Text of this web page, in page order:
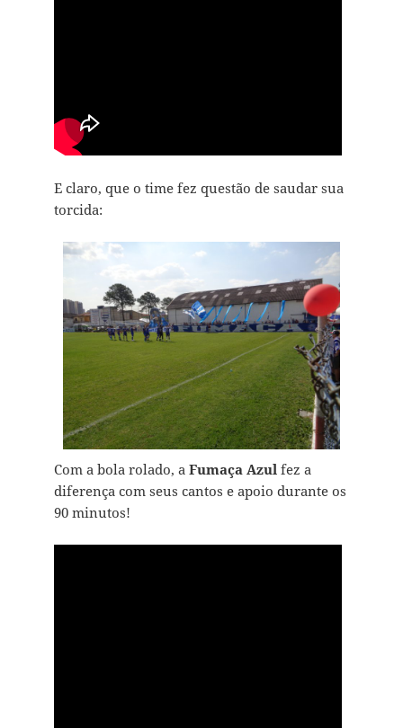
E claro, que o time fez questão de saudar sua
torcida:
Com a bola rolado, a Fumaça Azul fez a
diferença com seus cantos e apoio durante os
90 minutos!